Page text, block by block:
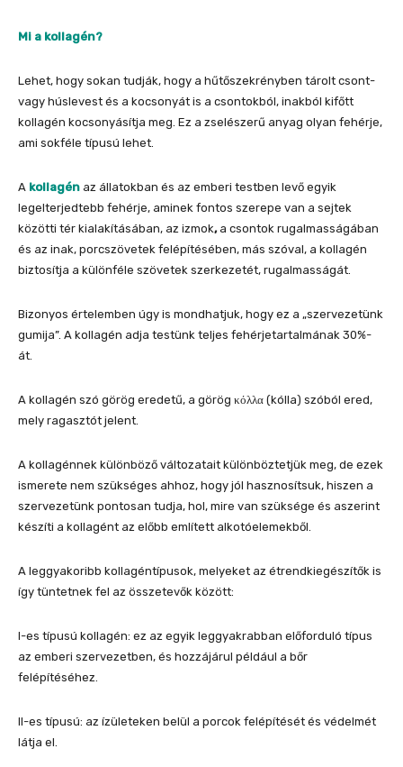
Mi a kollagén?
Lehet, hogy sokan tudják, hogy a hűtőszekrényben tárolt csont-
vagy húslevest és a kocsonyát is a csontokból, inakból kifőtt
kollagén kocsonyásítja meg. Ez a zselészerű anyag olyan fehérje,
ami sokféle típusú lehet.
A kollagén az állatokban és az emberi testben levő egyik
legelterjedtebb fehérje, aminek fontos szerepe van a sejtek
közötti tér kialakításában, az izmok,a csontok rugalmasságában
és az inak, porcszövetek felépítésében, más szóval, a kollagén
biztosítja a különféle szövetek szerkezetét, rugalmasságát.
Bizonyos értelemben úgy is mondhatjuk, hogy ez a „szervezetünk
gumija”. A kollagén adja testünk teljes fehérjetartalmának 30%-
át.
A kollagén szó görög eredetű, a görög κόλλα (kólla) szóból ered,
mely ragasztót jelent.
A kollagénnek különböző változatait különböztetjük meg, de ezek
ismerete nem szükséges ahhoz, hogy jól hasznosítsuk, hiszen a
szervezetünk pontosan tudja, hol, mire van szüksége és aszerint
készíti a kollagént az előbb említett alkotóelemekből.
A leggyakoribb kollagéntípusok, melyeket az étrendkiegészítők is
így tüntetnek fel az összetevők között:
I-es típusú kollagén: ez az egyik leggyakrabban előforduló típus
az emberi szervezetben, és hozzájárul például a bőr
felépítéséhez.
II-es típusú: az ízületeken belül a porcok felépítését és védelmét
látja el.